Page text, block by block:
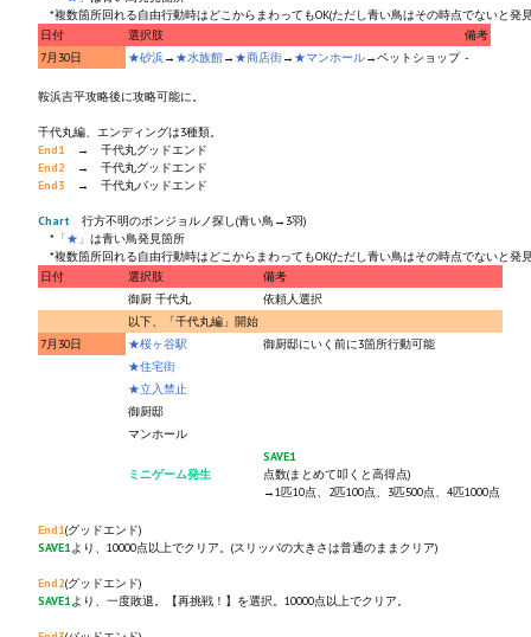
*複数箇所回れる自由行動時はどこからまわってもOK(ただし青い鳥はその時点でないと発
日付
選択肢
備考
7月30日
★砂浜→ ★水族館→ ★商店街→ ★マンホール→ペットショップ -
鞍浜吉平攻略後に攻略可能に。
千代丸編、エンディングは3種類。
End1 → 千代丸グッドエンド
End2 → 千代丸グッドエンド
End3 → 千代丸バッドエンド
Chart 行方不明のボンジョルノ探し(青い鳥→3羽)
* 「★」 は青い鳥発見箇所
*複数箇所回れる自由行動時はどこからまわってもOK(ただし青い鳥はその時点でないと発
日付
選択肢
備考
御厨 千代丸
依頼人選択
以下、「千代丸編」開始
7月30日
★桜ヶ谷駅
御厨邸にいく前に3箇所行動可能
★住宅街
★立入禁止
御厨邸
マンホール
ミニゲーム発生
SAVE1
点数(まとめて叩くと高得点)
→1匹10点、2匹100点、3匹500点、4匹1000点
End1(グッドエンド)
SAVE1 より、10000点以上でクリア。(スリッパの大きさは普通のままクリア)
End2(グッドエンド)
SAVE1 より、一度敗退。【再挑戦！】を選択。10000点以上でクリア。